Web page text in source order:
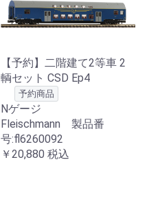
【予約】二階建て2等車 2
輌セット CSD Ep4
予約商品
Nゲージ
Fleischmann 製品番
号:fl6260092
￥20,880 税込